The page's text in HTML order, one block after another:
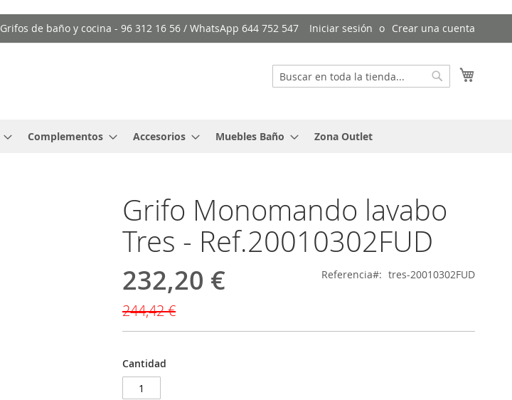
Grifos de baño y cocina - 96 312 16 56 / WhatsApp 644 752 547 Iniciar sesión Crear una cuenta
Buscar
Complementos Accesorios Muebles Baño Zona Outlet
Grifo Monomando lavabo
Tres - Ref.20010302FUD
Precio
especial
232,20 €
244,42 €
Referencia tres-20010302FUD
Cantidad